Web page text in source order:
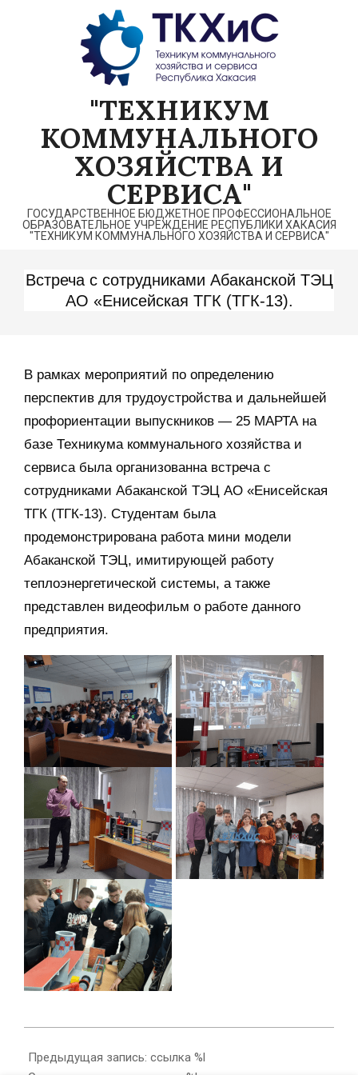
"ТЕХНИКУМ
КОММУНАЛЬНОГО
ХОЗЯЙСТВА И
СЕРВИСА"
ГОСУДАРСТВЕННОЕ БЮДЖЕТНОЕ ПРОФЕССИОНАЛЬНОЕ
ОБРАЗОВАТЕЛЬНОЕ УЧРЕЖДЕНИЕ РЕСПУБЛИКИ ХАКАСИЯ
"ТЕХНИКУМ КОММУНАЛЬНОГО ХОЗЯЙСТВА И СЕРВИСА"
Встреча с сотрудниками Абаканской ТЭЦ
АО «Енисейская ТГК (ТГК-13).
В рамках мероприятий по определению
перспектив для трудоустройства и дальнейшей
профориентации выпускников — 25 МАРТА на
базе Техникума коммунального хозяйства и
сервиса была организованна встреча с
сотрудниками Абаканской ТЭЦ АО «Енисейская
ТГК (ТГК-13). Студентам была
продемонстрирована работа мини модели
Абаканской ТЭЦ, имитирующей работу
теплоэнергетической системы, а также
представлен видеофильм о работе данного
предприятия.
03-
Предыдущая запись: ссылка %l